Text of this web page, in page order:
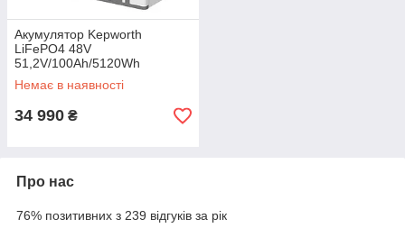
Акумулятор Kepworth
LiFePO4 48V
51,2V/100Ah/5120Wh
Немає в наявності
34 990 ₴
Про нас
76% позитивних з 239 відгуків за рік